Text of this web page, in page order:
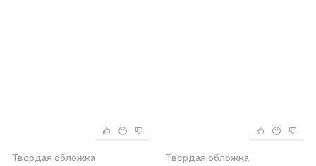
Твердая обложка Твердая обложка